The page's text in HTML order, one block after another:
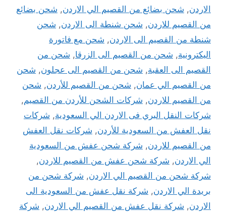
الاردن, شحن بضائع من القصيم الي الاردن, شحن بضائع
من القصيم للاردن, شحن شنطة الى الاردن, شحن
شنطة من القصيم الى الاردن, شحن مع فاتورة
اليكترونية, شحن من القصيم الى الزرقا, شحن من
القصيم الى العقبة, شحن من القصيم الى عجلون, شحن
من القصيم الي عمان, شحن من القصيم للأردن, شحن
من القصيم للاردن, شركات الشحن للأردن من القصيم,
شركات النقل البري فى الاردن الي السعودية, شركات
نقل العفش من السعودية للأردن, شركات نقل العفش
من القصيم للاردن, شركة شحن عفش من السعودية
الي الاردن, شركة شحن عفش من القصيم للاردن,
شركة شحن من القصيم الي الاردن, شركة شحن من
بريدة الي الاردن, شركة نقل عفش من السعودية الى
الاردن, شركة نقل عفش من القصيم الي الاردن, شركة